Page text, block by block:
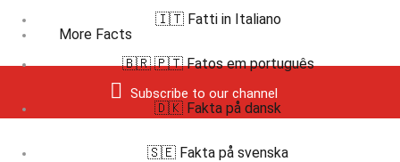
More Facts
Subscribe to our channel
🇮🇹 Fatti in Italiano
🇧🇷 🇵🇹 Fatos em português
🇩🇰 Fakta på dansk
🇸🇪 Fakta på svenska